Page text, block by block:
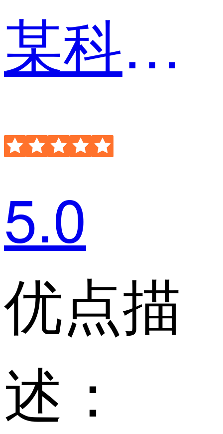
某科技企业 运维
5.0
优点描
述：